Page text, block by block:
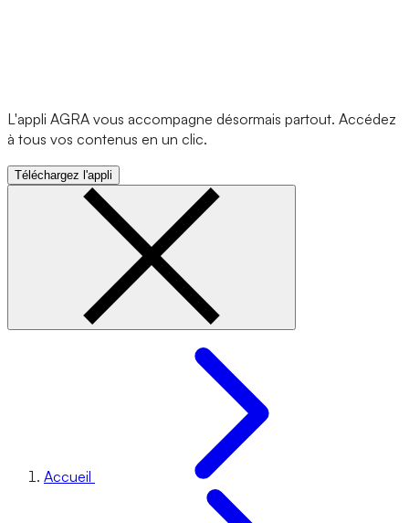
L'appli AGRA vous accompagne désormais partout. Accédez
à tous vos contenus en un clic.
Téléchargez l'appli
Accueil